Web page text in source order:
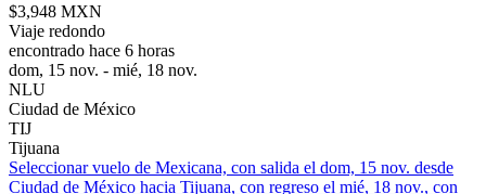
$3,948 MXN
Viaje redondo
encontrado hace 6 horas
dom, 15 nov. - mié, 18 nov.
NLU
Ciudad de México
TIJ
Tijuana
Seleccionar vuelo de Mexicana, con salida el dom, 15 nov. desde
Ciudad de México hacia Tijuana, con regreso el mié, 18 nov., con